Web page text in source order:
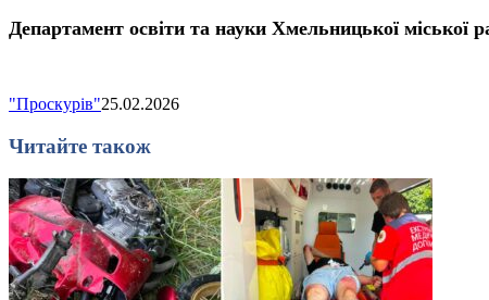
Департамент освіти та науки Хмельницької міської
"Проскурів"25.02.2026
Читайте також